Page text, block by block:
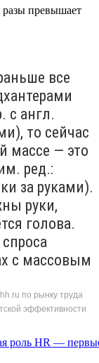
разы превышает
все
с англ.
то сейчас
массе — это
ред.:
за руками).
руки,
голова.
с массовым
по рынку труда
эффективности